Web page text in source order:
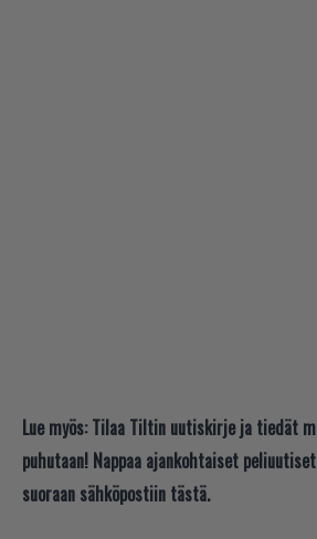
Lue myös: Tilaa Tiltin uutiskirje ja tiedät
puhutaan! Nappaa ajankohtaiset
suoraan sähköpostiin tästä.